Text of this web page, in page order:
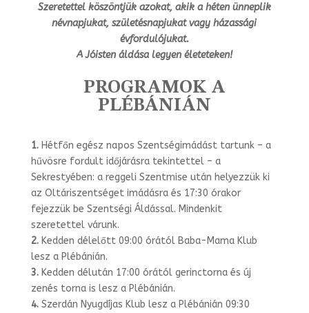
Szeretettel köszöntjük azokat, akik a héten ünneplik
névnapjukat, születésnapjukat vagy házassági
évfordulójukat.
A Jóisten áldása legyen életeteken!
PROGRAMOK A
PLÉBÁNIÁN
1.Hétfőn egész napos Szentségimádást tartunk – a
hűvösre fordult időjárásra te­kintettel – a
Sekrestyében: a reggeli Szentmise után helyezzük ki
az Oltáriszentsé­get imádásra és 17:30 órakor
fejezzük be Szentségi Áldással. Mindenkit
szeretettel várunk.
2.Kedden délelőtt 09:00 órától Baba-Mama Klub
lesz a Plébánián.
3.Kedden délután 17:00 órától gerinctorna és új
zenés torna is lesz a Plébánián.
4.Szerdán Nyugdíjas Klub lesz a Plébánián 09:30